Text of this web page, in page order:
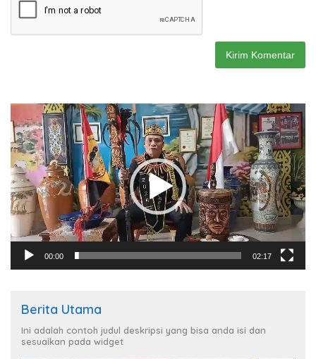
Pemutar
Video
00:00 02:17
Berita Utama
Ini adalah contoh judul deskripsi yang bisa anda isi dan
sesuaikan pada widget